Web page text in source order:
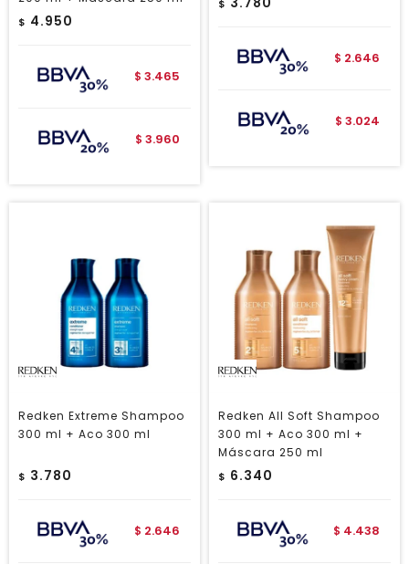
$ 4.950
$ 3.465
$ 3.960
$
$ 2.646
$ 3.024
Redken Extreme Shampoo
300 ml + Aco 300 ml
$ 3.780
$ 2.646
Redken All Soft Shampoo
300 ml + Aco 300 ml +
Máscara 250 ml
$ 6.340
$ 4.438